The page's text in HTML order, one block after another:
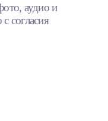
аудио и
согласия